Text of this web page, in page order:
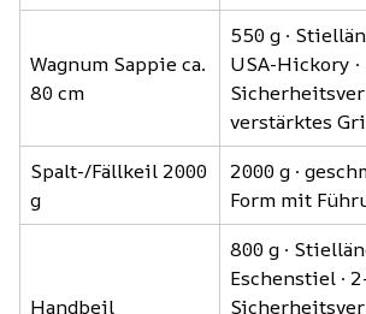
Wagnum Sappie ca.
80 cm
550 g ·
USA-Hickory
verstärktes
Spalt-/Fällkeil 2000
g
2000 g ·
Form mit
Handbeil
800 g ·
Eschenstiel ·